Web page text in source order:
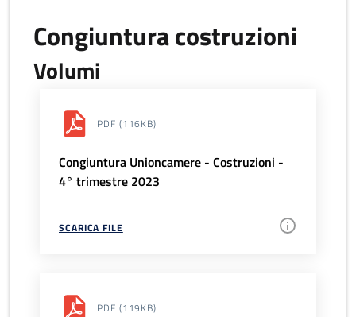
Congiuntura costruzioni
Volumi
PDF (116KB)
Congiuntura Unioncamere - Costruzioni -
4° trimestre 2023
SCARICA FILE
PDF (119KB)